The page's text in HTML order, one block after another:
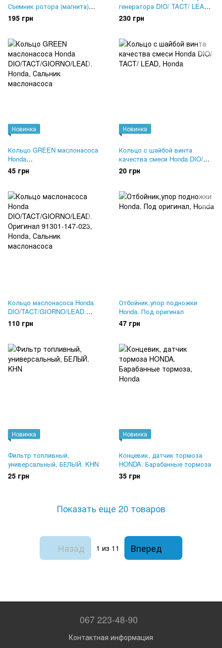
Съемник ротора (магнита)
генератора
195 грн
генератора DIO/ TACT/ LEAD/
GY6-50
230 грн
Новинка
Кольцо GREEN маслонасоса
Honda
DIO/TACT/GIORNO/LEAD
45 грн
Новинка
Кольцо c шайбой винта
качества смеси Honda DIO/
TACT/ LEAD
20 грн
Кольцо маслонасоса Honda
DIO/TACT/GIORNO/LEAD.
Оригинал 91301-147-023
110 грн
Отбойник,упор подножки
Honda. Под оригинал
47 грн
Новинка
Фильтр топливный,
универсальный, БЕЛЫЙ. KHN
25 грн
Новинка
Концевик, датчик тормоза
HONDA. Барабанные тормоза
35 грн
Показать еще 20 товаров
Назад 1 из 11 Вперед
067 223-48-90
Контактная информация